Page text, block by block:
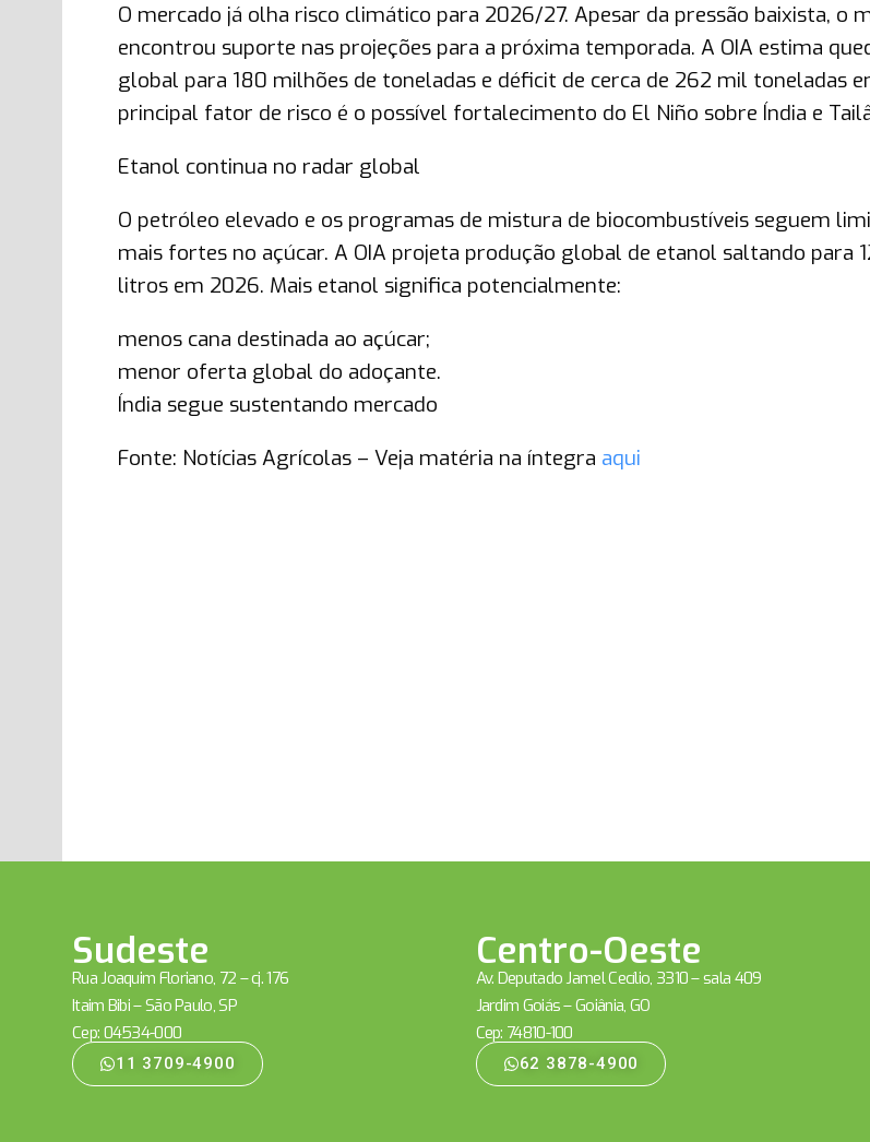
O mercado já olha risco climático para 2026/27. Apesar da pressão baixista, o
encontrou suporte nas projeções para a próxima temporada. A OIA estima
global para 180 milhões de toneladas e déficit de cerca de 262 mil toneladas
principal fator de risco é o possível fortalecimento do El Niño sobre Índia e
Etanol continua no radar global
O petróleo elevado e os programas de mistura de biocombustíveis seguem
mais fortes no açúcar. A OIA projeta produção global de etanol saltando para
litros em 2026. Mais etanol significa potencialmente:
menos cana destinada ao açúcar;
menor oferta global do adoçante.
Índia segue sustentando mercado
Fonte: Notícias Agrícolas – Veja matéria na íntegra aqui
Sudeste
Rua Joaquim Floriano, 72 – cj. 176
Itaim Bibi – São Paulo, SP
Cep: 04534-000
11 3709-4900
Centro-Oeste
Av. Deputado Jamel Cecílio, 3310 – sala 409
Jardim Goiás – Goiânia, GO
Cep: 74810-100
62 3878-4900